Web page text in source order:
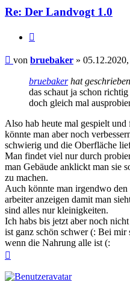
Re: Der Landvogt 1.0
Beitrag
von bruebaker »
bruebakerhat
das schaut ja schon
doch gleich mal
Also hab heute mal gespielt
könnte man aber noch
schwierig und die Oberfläche
Man findet viel nur durch
man Gebäude anklickt man sie
zu machen.
Auch könnte man irgendwo
arbeiter anzeigen damit man
sind alles nur kleinigkeiten.
Ich habs bis jetzt aber noch
ist ganz schön schwer (: Bei
wenn die Nahrung alle ist (: